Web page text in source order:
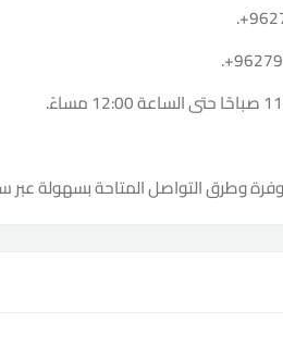
.
.
وطرق التواصل المتاحة بسهولة عبر